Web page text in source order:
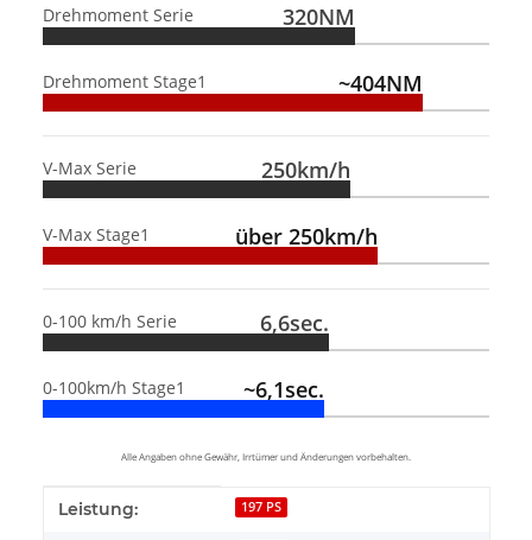
Drehmoment Serie 320NM
Drehmoment Stage1 ~404NM
V-Max Serie 250km/h
V-Max Stage1 über 250km/h
0-100 km/h Serie 6,6sec.
0-100km/h Stage1 ~6,1sec.
Alle Angaben ohne Gewähr, Irrtümer und Änderungen vorbehalten.
Produkteigenschaft
Wert
Leistung: 197 PS